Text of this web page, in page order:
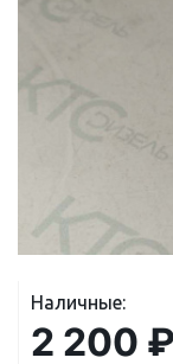
Наличные:
2 200 ₽